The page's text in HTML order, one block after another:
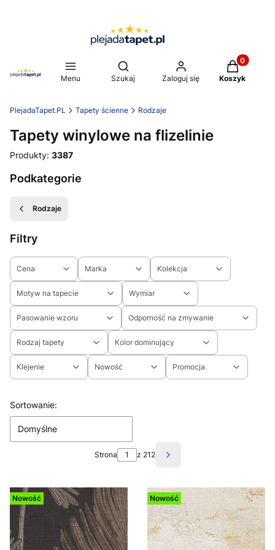
Menu
Otwórz wyszukiwarkę
Szukaj Zaloguj się
Produkty
Koszyk
PlejadaTapet.PL Tapety ścienne Rodzaje
Tapety winylowe na flizelinie
Produkty: 3387
Podkategorie
Rodzaje
Filtry
Cena Marka Kolekcja
Motyw na tapecie Wymiar
Pasowanie wzoru Odporność na zmywanie
Rodzaj tapety Kolor dominujący
Klejenie Nowość Promocja
Lista produktów
Sortowanie:
Domyślne
Strona z 212 Następne produkty
Nowość Nowość